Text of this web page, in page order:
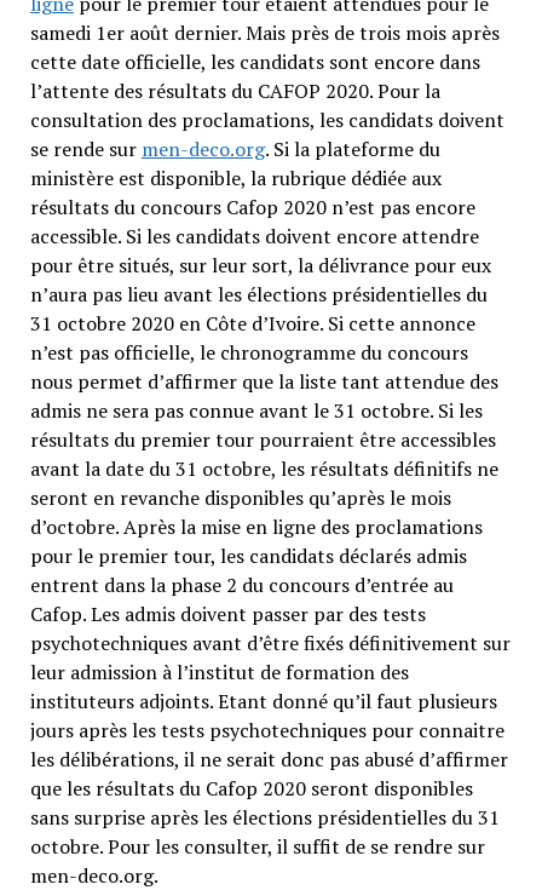
samedi 1er août dernier. Mais près de trois mois après
cette date officielle, les candidats sont encore dans
l’attente des résultats du CAFOP 2020. Pour la
consultation des proclamations, les candidats doivent
se rende sur men-deco.org. Si la plateforme du
ministère est disponible, la rubrique dédiée aux
résultats du concours Cafop 2020 n’est pas encore
accessible. Si les candidats doivent encore attendre
pour être situés, sur leur sort, la délivrance pour eux
n’aura pas lieu avant les élections présidentielles du
31 octobre 2020 en Côte d’Ivoire. Si cette annonce
n’est pas officielle, le chronogramme du concours
nous permet d’affirmer que la liste tant attendue des
admis ne sera pas connue avant le 31 octobre. Si les
résultats du premier tour pourraient être accessibles
avant la date du 31 octobre, les résultats définitifs ne
seront en revanche disponibles qu’après le mois
d’octobre. Après la mise en ligne des proclamations
pour le premier tour, les candidats déclarés admis
entrent dans la phase 2 du concours d’entrée au
Cafop. Les admis doivent passer par des tests
psychotechniques avant d’être fixés définitivement sur
leur admission à l’institut de formation des
instituteurs adjoints. Etant donné qu’il faut plusieurs
jours après les tests psychotechniques pour connaitre
les délibérations, il ne serait donc pas abusé d’affirmer
que les résultats du Cafop 2020 seront disponibles
sans surprise après les élections présidentielles du 31
octobre. Pour les consulter, il suffit de se rendre sur
men-deco.org.